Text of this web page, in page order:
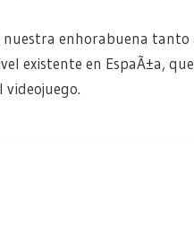
nuestra enhorabuena
existente en EspaÃ±a,